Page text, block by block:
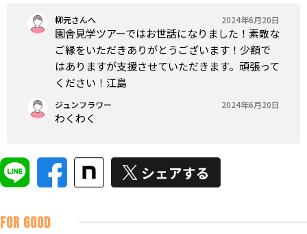
柳元さんへ 2024年6月20日
園舎見学ツアーではお世話になりました！素敵な
ご縁をいただきありがとうございます！少額で
はありますが支援させていただきます。頑張って
ください！江島
ジュンフラワー 2024年6月20日
わくわく
FOR GOOD